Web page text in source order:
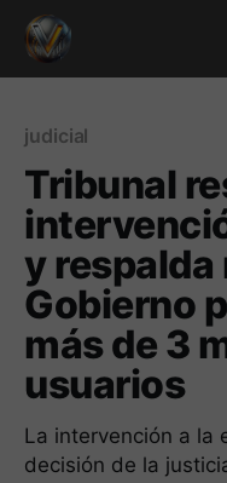
judicial
Tribunal
y respalda
Gobierno
más de 3
usuarios
La intervención a la
decisión de la